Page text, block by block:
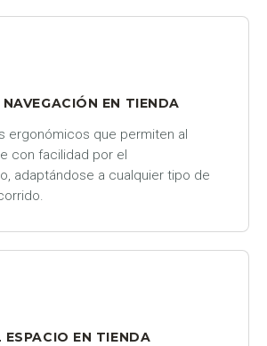
EN TIENDA
ergonómicos que permiten al
con facilidad por el
adaptándose a cualquier tipo de
ESPACIO EN TIENDA